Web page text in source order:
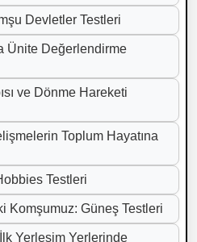
Devletler Testleri
Ünite Değerlendirme
ve Dönme Hareketi
Toplum Hayatına
Testleri
Komşumuz: Güneş Testleri
Yerleşim Yerlerinde